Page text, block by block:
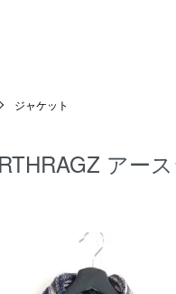
ジャケット
アー